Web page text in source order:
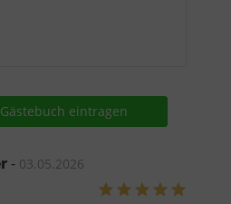
eintragen
- 03.05.2026